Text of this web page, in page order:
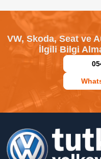
VW, Skoda, Seat ve
İlgili Bilgi